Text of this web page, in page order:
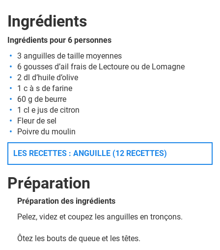
Ingrédients
Ingrédients pour 6 personnes
3 anguilles de taille moyennes
6 gousses d’ail frais de Lectoure ou de Lomagne
2 dl d’huile d’olive
1 c à s de farine
60 g de beurre
1 cl e jus de citron
Fleur de sel
Poivre du moulin
LES RECETTES : ANGUILLE (12 RECETTES)
Préparation
Préparation des ingrédients
Pelez, videz et coupez les anguilles en tronçons.
Ôtez les bouts de queue et les têtes.